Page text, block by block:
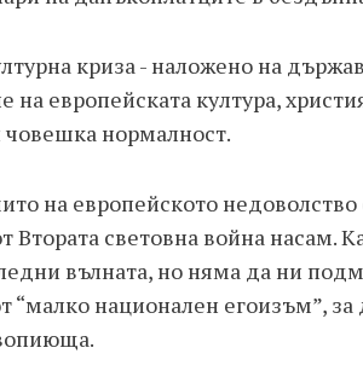
криза - наложено на
на европейската култура,
човешка нормалност.
на европейското недоволство
Втората световна война насам.
вълната, но няма да ни
“малко национален егоизъм”,